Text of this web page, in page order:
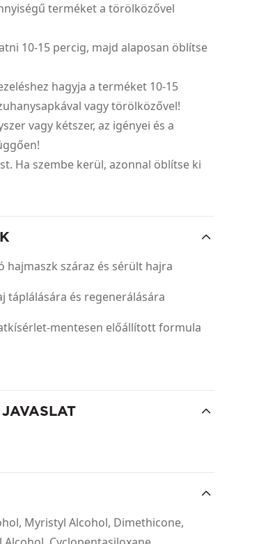
terméket a törölközővel
10-15 percig, majd alaposan öblítse
hagyja a terméket 10-15
vagy törölközővel!
vagy kétszer, az igényei és a
Ha szembe kerül, azonnal öblítse ki
hajmaszk száraz és sérült hajra
táplálására és regenerálására
mentesen előállított formula
Myristyl Alcohol, Dimethicone,